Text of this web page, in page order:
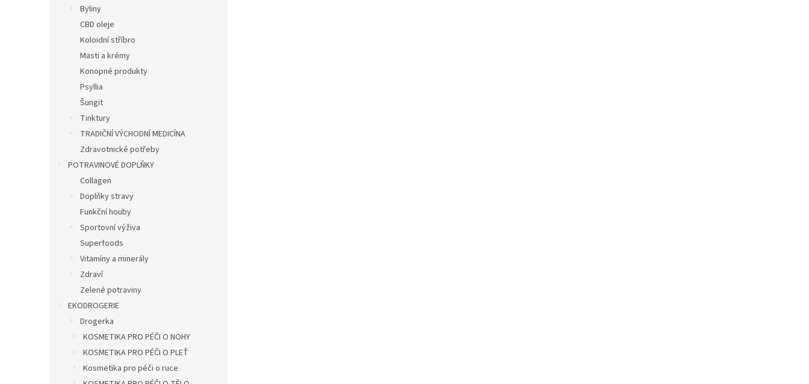
Byliny
CBD oleje
Koloidní stříbro
Masti a krémy
Konopné produkty
Psyllia
Šungit
Tinktury
TRADIČNÍ VÝCHODNÍ MEDICÍNA
Zdravotnické potřeby
POTRAVINOVÉ DOPLŇKY
Collagen
Doplňky stravy
Funkční houby
Sportovní výživa
Superfoods
Vitamíny a minerály
Zdraví
Zelené potraviny
EKODROGERIE
Drogerka
KOSMETIKA PRO PÉČI O NOHY
KOSMETIKA PRO PÉČI O PLEŤ
Kosmetika pro péči o ruce